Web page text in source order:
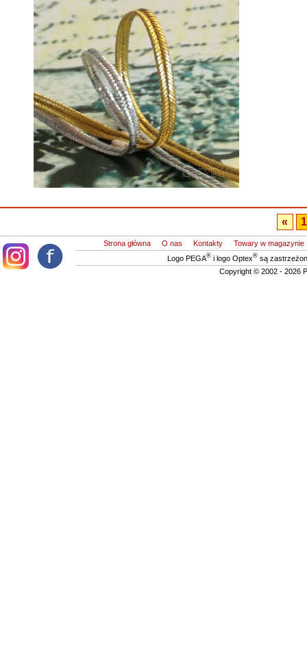
1
«
Strona główna O nas Kontakty
Towary w magazynie
Logo PEGA® i logo Optex® są
Copyright © 2002 - 2026